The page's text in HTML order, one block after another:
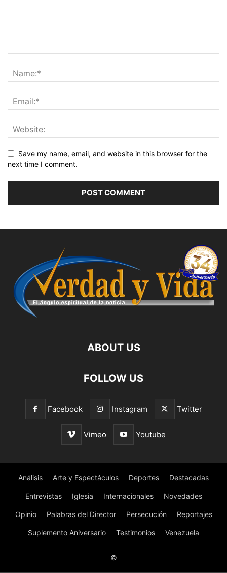
Save my name, email, and website in this browser for the
next time I comment.
ABOUT US
FOLLOW US
Facebook Instagram Twitter
Vimeo Youtube
Análisis Arte y Espectáculos Deportes Destacadas
Entrevistas Iglesia Internacionales Novedades
Opinio Palabras del Director Persecución Reportajes
Suplemento Aniversario Testimonios Venezuela
©